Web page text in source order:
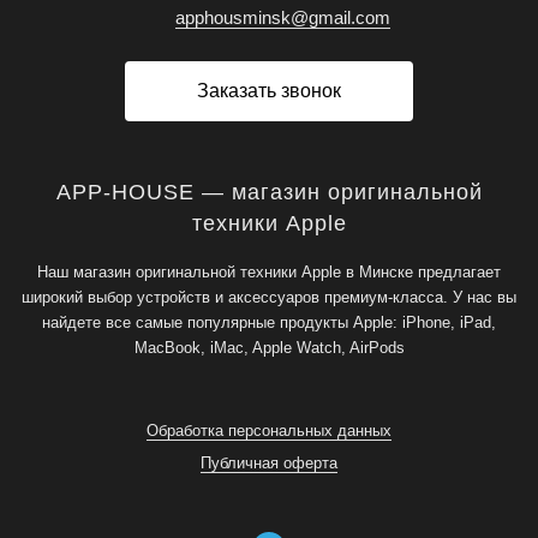
apphousminsk@gmail.com
Заказать звонок
APP-HOUSE — магазин оригинальной
техники Apple
Наш магазин оригинальной техники Apple в Минске предлагает
широкий выбор устройств и аксессуаров премиум-класса. У нас вы
найдете все самые популярные продукты Apple: iPhone, iPad,
MacBook, iMac, Apple Watch, AirPods
Обработка персональных данных
Публичная оферта